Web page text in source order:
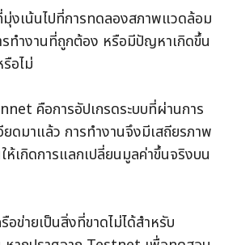
งเน้นไปที่การทดลองสภาพแวดล้อม
รทำงานที่ถูกต้อง หรือมีปัญหาเกิดขึ้น
อไม่
คือการอัปเกรดระบบที่ผ่านการ
ยดมาแล้ว การทำงานจึงมีเสถียรภาพ
เกิดการแลกเปลี่ยนมูลค่าขึ้นจริงบน
อข่ายเป็นสิ่งที่ขาดไม่ได้สำหรับ